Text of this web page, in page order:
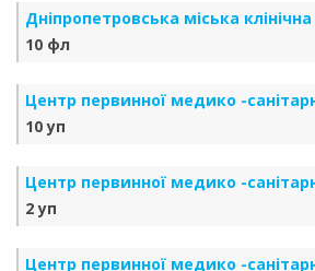
Дніпропетровська міська
10 фл
Центр первинної медико -
10 уп
Центр первинної медико -
2 уп
Центр первинної медико -